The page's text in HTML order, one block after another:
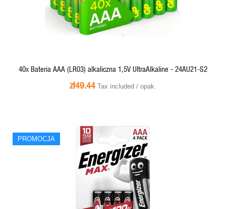
40x Bateria AAA (LR03) alkaliczna 1,5V UltraAlkaline - 24AU21-S2
zł49.44 Tax included / opak.
PROMOCJA
PROMOCJA
QUICK VIEW